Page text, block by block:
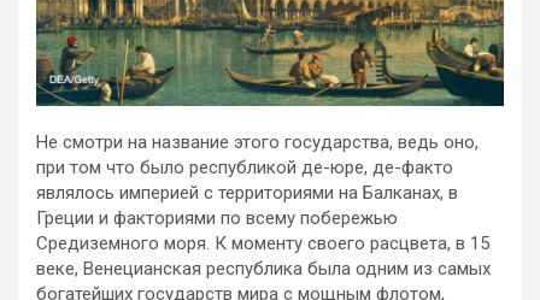
Не смотри на название этого государства, ведь оно,
при том что было республикой де-юре, де-факто
являлось империей с территориями на Балканах, в
Греции и факториями по всему побережью
Средиземного моря. К моменту своего расцвета, в 15
веке, Венецианская республика была одним из самых
богатейших государств мира с мощным флотом,